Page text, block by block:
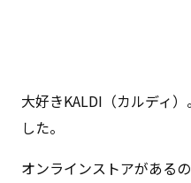
大好きKALDI（カルディ
した。
オンラインストアがある